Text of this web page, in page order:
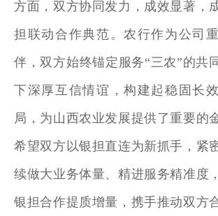
方面，双方协同发力，成效显著，
担联动合作典范。农行作为公司
伴，双方始终锚定服务“三农”的共
下深厚互信情谊，构建起稳固长
局，为山西农业发展提供了重要的
希望双方以银担直连为新抓手，紧
续做大业务体量、精进服务精准度
银担合作提质增量，携手推动双方